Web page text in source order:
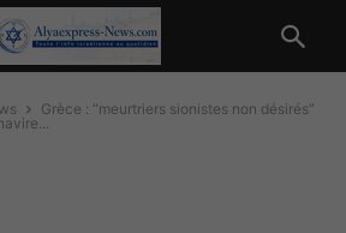
Grèce : “meurtriers sionistes non désirés”